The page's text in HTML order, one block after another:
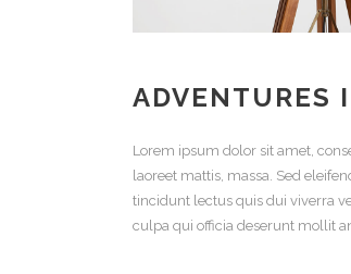
ADVENTURES
Lorem ipsum dolor sit amet,
laoreet mattis, massa. Sed
tincidunt lectus quis dui viverra
culpa qui officia deserunt mollit